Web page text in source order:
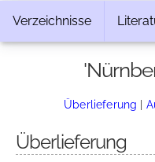
Verzeichnisse
Überlieferung |
Überlieferung